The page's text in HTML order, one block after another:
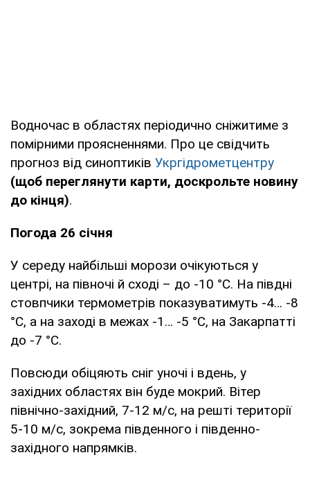
Водночас в областях періодично сніжитиме з
помірними проясненнями. Про це свідчить
прогноз від синоптиків Укргідрометцентру
(щоб переглянути карти, доскрольте новину
до кінця).
Погода 26 січня
У середу найбільші морози очікуються у
центрі, на півночі й сході – до -10 °С. На півдні
стовпчики термометрів показуватимуть -4… -8
°С, а на заході в межах -1… -5 °С, на Закарпатті
до -7 °С.
Повсюди обіцяють сніг уночі і вдень, у
західних областях він буде мокрий. Вітер
північно-західний, 7-12 м/с, на решті території
5-10 м/с, зокрема південного і південно-
західного напрямків.